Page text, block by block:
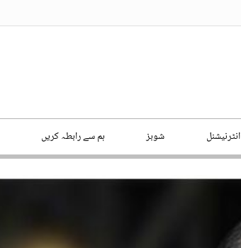
انٹرنیشنل شوبز ہم سے رابطہ کریں